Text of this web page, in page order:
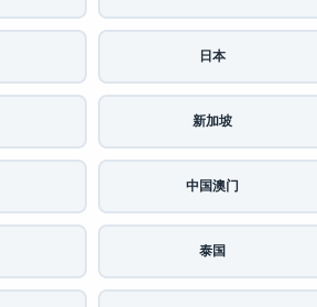
日本
新加坡
中国澳门
泰国